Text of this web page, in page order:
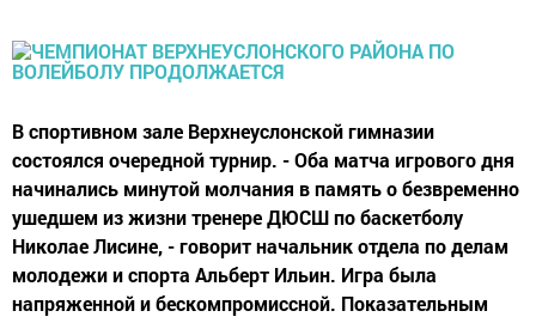
В спортивном зале Верхнеуслонской гимназии
состоялся очередной турнир. - Оба матча игрового дня
начинались минутой молчания в память о безвременно
ушедшем из жизни тренере ДЮСШ по баскетболу
Николае Лисине, - говорит начальник отдела по делам
молодежи и спорта Альберт Ильин. Игра была
напряженной и бескомпромиссной. Показательным